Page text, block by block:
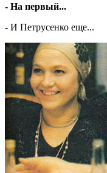
- На первый...
- И Петрусенко еще...